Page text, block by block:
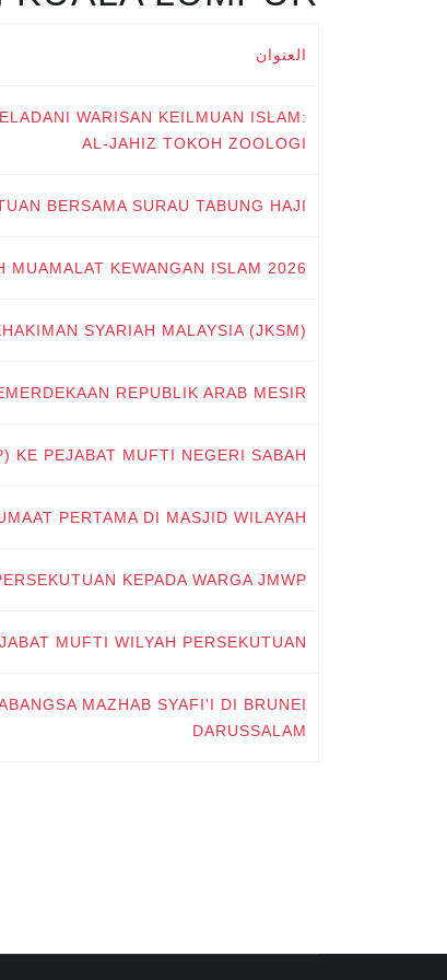
العنوان
WARISAN KEILMUAN ISLAM:
AL-JAHIZ TOKOH ZOOLOGI
BERSAMA SURAU TABUNG HAJI
MUAMALAT KEWANGAN ISLAM 2026
SYARIAH MALAYSIA (JKSM)
REPUBLIK ARAB MESIR
KE PEJABAT MUFTI NEGERI SABAH
PERTAMA DI MASJID WILAYAH
KEPADA WARGA JMWP
MUFTI WILYAH PERSEKUTUAN
MAZHAB SYAFI'I DI BRUNEI
DARUSSALAM